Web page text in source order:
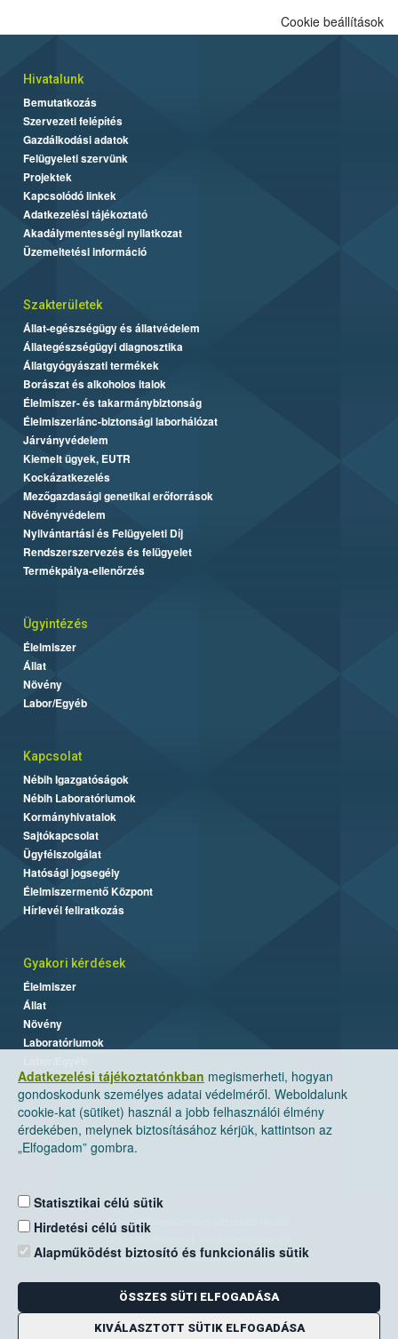
Adatkezelési tájékoztatónkban megismerheti, hogyan
gondoskodunk személyes adatai védelméről. Weboldalunk
cookie-kat (sütiket) használ a jobb felhasználói élmény
érdekében, melynek biztosításához kérjük, kattintson az
„Elfogadom” gombra.
Statisztikai célú sütik
Hirdetési célú sütik
Alapműködést biztosító és funkcionális sütik
ÖSSZES SÜTI ELFOGADÁSA
KIVÁLASZTOTT SÜTIK ELFOGADÁSA
Cookie beállítások
Hivatalunk
Bemutatkozás
Szervezeti felépítés
Gazdálkodási adatok
Felügyeleti szervünk
Projektek
Kapcsolódó linkek
Adatkezelési tájékoztató
Akadálymentességi nyilatkozat
Üzemeltetési információ
Szakterületek
Állat-egészségügy és állatvédelem
Állategészségügyi diagnosztika
Állatgyógyászati termékek
Borászat és alkoholos italok
Élelmiszer- és takarmánybiztonság
Élelmiszerlánc-biztonsági laborhálózat
Járványvédelem
Kiemelt ügyek, EUTR
Kockázatkezelés
Mezőgazdasági genetikai erőforrások
Növényvédelem
Nyilvántartási és Felügyeleti Díj
Rendszerszervezés és felügyelet
Termékpálya-ellenőrzés
Ügyintézés
Élelmiszer
Állat
Növény
Labor/Egyéb
Kapcsolat
Nébih Igazgatóságok
Nébih Laboratóriumok
Kormányhivatalok
Sajtókapcsolat
Ügyfélszolgálat
Hatósági jogsegély
Élelmiszermentő Központ
Hírlevél feliratkozás
Gyakori kérdések
Élelmiszer
Állat
Növény
Laboratóriumok
Nemzeti Élelmiszerlánc-biztonsági Hivatal
Levelezési cím: 1525 Budapest. Pf. 30.
E-mail:ugyfelszolgalat@nebih.gov.hu
Zöld szám: 06-80/263-244